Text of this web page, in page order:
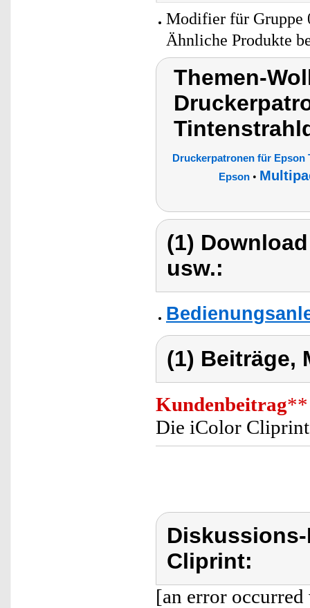
Modifier für Gruppe
Ähnliche Produkte
Themen-
Druckerpatronen für
Epson •
(1)
usw.:
(1) Beiträge,
Kundenbeitrag**
Die iColor
Cliprint:
[an error